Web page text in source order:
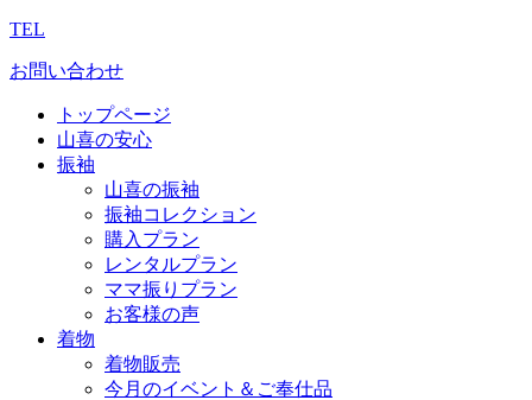
TEL
お問い合わせ
トップページ
山喜の安心
振袖
山喜の振袖
振袖コレクション
購入プラン
レンタルプラン
ママ振りプラン
お客様の声
着物
着物販売
今月のイベント＆ご奉仕品